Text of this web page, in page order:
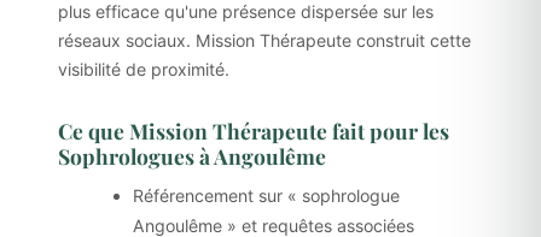
plus efficace qu'une présence dispersée sur les
réseaux sociaux. Mission Thérapeute construit cette
visibilité de proximité.
Ce que Mission Thérapeute fait pour les
Sophrologues à Angoulême
Référencement sur « sophrologue
Angoulême » et requêtes associées